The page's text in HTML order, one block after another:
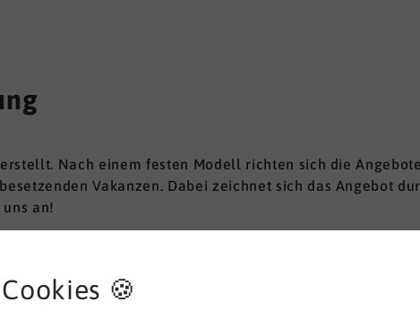
erstellt. Nach einem festen Modell richten sich die
Vakanzen. Dabei zeichnet sich das Angebot
uns an!
🍪